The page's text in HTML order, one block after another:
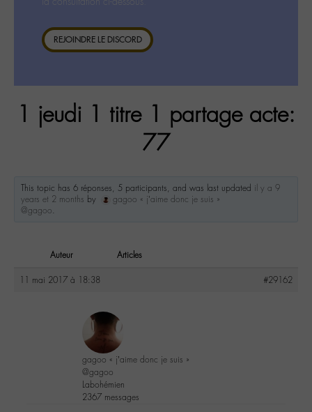
REJOINDRE LE DISCORD
1 jeudi 1 titre 1 partage acte:
77
This topic has 6 réponses, 5 participants, and was last updated il y a 9
years et 2 months by
gagoo « j’aime donc je suis »
@gagoo.
Auteur Articles
11 mai 2017 à 18:38 #29162
gagoo « j’aime donc je suis »
@gagoo
Labohémien
2367 messages